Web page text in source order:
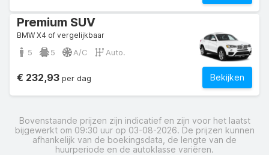
Premium SUV
BMW X4 of vergelijkbaar
5 5 A/C Auto.
Bekijken
€ 232,93 per dag
Bovenstaande prijzen zijn indicatief en zijn voor het laatst
bijgewerkt om 09:30 uur op 03-08-2026. De prijzen kunnen
afhankelijk van de boekingsdata, de lengte van de
huurperiode en de autoklasse variëren.